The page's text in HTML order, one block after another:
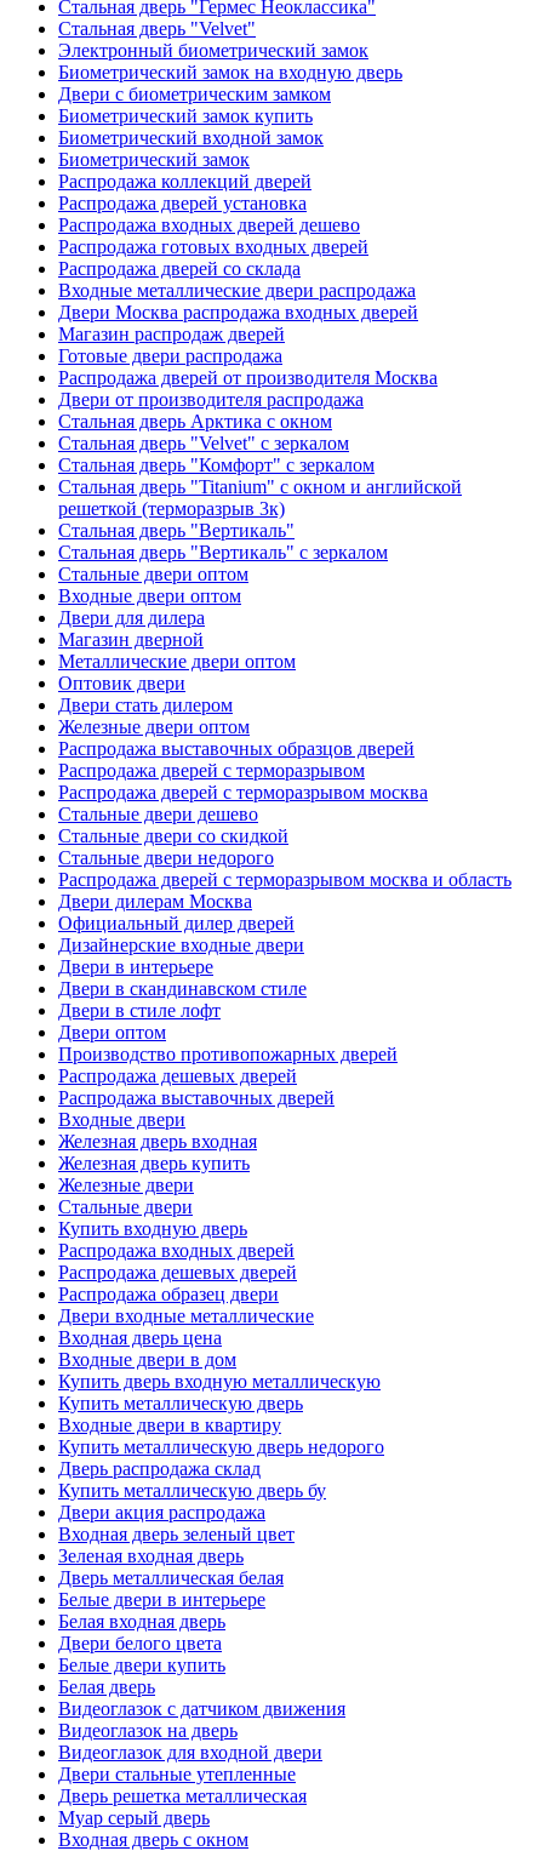
Стальная дверь "Гермес Неоклассика"
Стальная дверь "Velvet"
Электронный биометрический замок
Биометрический замок на входную дверь
Двери с биометрическим замком
Биометрический замок купить
Биометрический входной замок
Биометрический замок
Распродажа коллекций дверей
Распродажа дверей установка
Распродажа входных дверей дешево
Распродажа готовых входных дверей
Распродажа дверей со склада
Входные металлические двери распродажа
Двери Москва распродажа входных дверей
Магазин распродаж дверей
Готовые двери распродажа
Распродажа дверей от производителя Москва
Двери от производителя распродажа
Стальная дверь Арктика с окном
Стальная дверь "Velvet" с зеркалом
Стальная дверь "Комфорт" с зеркалом
Стальная дверь "Titanium" с окном и английской
решеткой (терморазрыв 3к)
Стальная дверь "Вертикаль"
Стальная дверь "Вертикаль" с зеркалом
Стальные двери оптом
Входные двери оптом
Двери для дилера
Магазин дверной
Металлические двери оптом
Оптовик двери
Двери стать дилером
Железные двери оптом
Распродажа выставочных образцов дверей
Распродажа дверей с терморазрывом
Распродажа дверей с терморазрывом москва
Стальные двери дешево
Стальные двери со скидкой
Стальные двери недорого
Распродажа дверей с терморазрывом москва и область
Двери дилерам Москва
Официальный дилер дверей
Дизайнерские входные двери
Двери в интерьере
Двери в скандинавском стиле
Двери в стиле лофт
Двери оптом
Производство противопожарных дверей
Распродажа дешевых дверей
Распродажа выставочных дверей
Входные двери
Железная дверь входная
Железная дверь купить
Железные двери
Стальные двери
Купить входную дверь
Распродажа входных дверей
Распродажа дешевых дверей
Распродажа образец двери
Двери входные металлические
Входная дверь цена
Входные двери в дом
Купить дверь входную металлическую
Купить металлическую дверь
Входные двери в квартиру
Купить металлическую дверь недорого
Дверь распродажа склад
Купить металлическую дверь бу
Двери акция распродажа
Входная дверь зеленый цвет
Зеленая входная дверь
Дверь металлическая белая
Белые двери в интерьере
Белая входная дверь
Двери белого цвета
Белые двери купить
Белая дверь
Видеоглазок с датчиком движения
Видеоглазок на дверь
Видеоглазок для входной двери
Двери стальные утепленные
Дверь решетка металлическая
Муар серый дверь
Входная дверь с окном